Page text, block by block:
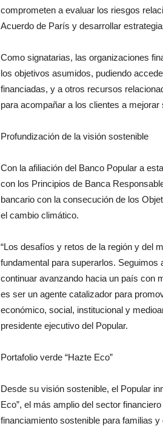
comprometen a evaluar los riesgos
Acuerdo de París y desarrollar
Como signatarias, las organizaciones
los objetivos asumidos, pudiendo
financiadas, y a otros recursos
para acompañar a los clientes a
Profundización de la visión sostenible
Con la afiliación del Banco Popular a
con los Principios de Banca
bancario con la consecución de los
el cambio climático.
“Los desafíos y retos de la región y del
fundamental para superarlos.
continuar avanzando hacia un país con
es ser un agente catalizador para
económico, social, institucional y
presidente ejecutivo del Popular.
Portafolio verde “Hazte Eco”
Desde su visión sostenible, el Popular
Eco”, el más amplio del sector
financiamiento sostenible para familias